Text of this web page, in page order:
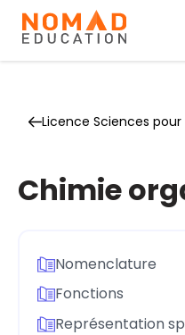
Licence Sciences pour
Chimie
Nomenclature
Fonctions
Représentation